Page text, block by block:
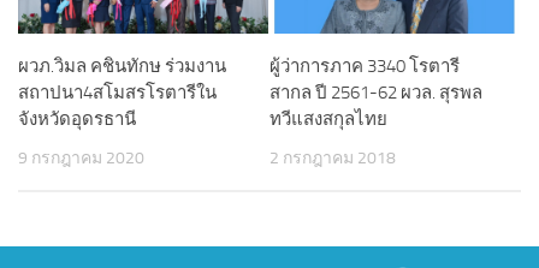
ผวภ.วิมล คชินทักษ ร่วมงาน
สถาปนา4สโมสรโรตารีใน
จังหวัดอุดรธานี
9 กรกฎาคม 2020
ผู้ว่าการภาค 3340 โรตารี
สากล ปี 2561-62 ผวล. สุรพล
ทวีแสงสกุลไทย
2 กรกฎาคม 2018